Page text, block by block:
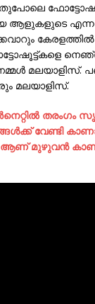
ആളുകളുടെ
കേരളത്തില്‍
മലയാളിസ്.
മലയാളിസ്.
തരംഗം
വേണ്ടി
ആണ് മുഴുവന്‍